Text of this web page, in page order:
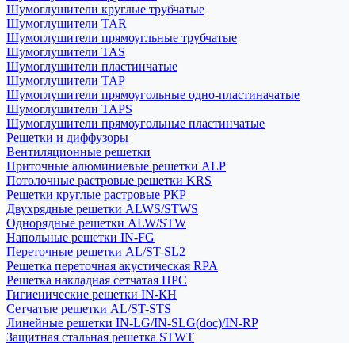
Шумоглушители круглые трубчатые
Шумоглушители TAR
Шумоглушители прямоугльные трубчатые
Шумоглушители TAS
Шумоглушители пластинчатые
Шумоглушители TAP
Шумоглушители прямоугольные одно-пластиначатые
Шумоглушители TAPS
Шумоглушители прямоугольные пластинчатые
Решетки и диффузоры
Вентиляционные решетки
Приточные алюминиевые решетки ALP
Потолочные растровые решетки KRS
Решетки круглые растровые РКР
Двухрядные решетки ALWS/STWS
Однорядные решетки ALW/STW
Напольные решетки IN-FG
Переточные решетки AL/ST-SL2
Решетка переточная акустическая RPA
Решетка накладная сетчатая НРС
Гигиенические решетки IN-КН
Сетчатые решетки AL/ST-STS
Линейные решетки IN-LG/IN-SLG(doc)/IN-RP
Защитная стальная решетка STWT